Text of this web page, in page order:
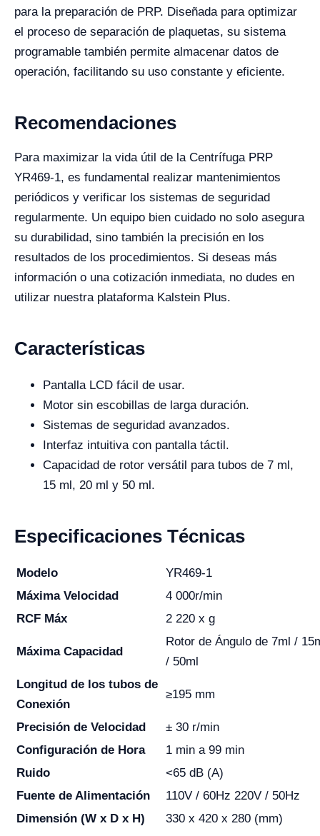
para la preparación de PRP. Diseñada para optimizar
el proceso de separación de plaquetas, su sistema
programable también permite almacenar datos de
operación, facilitando su uso constante y eficiente.
Recomendaciones
Para maximizar la vida útil de la Centrífuga PRP
YR469-1, es fundamental realizar mantenimientos
periódicos y verificar los sistemas de seguridad
regularmente. Un equipo bien cuidado no solo asegura
su durabilidad, sino también la precisión en los
resultados de los procedimientos. Si deseas más
información o una cotización inmediata, no dudes en
utilizar nuestra plataforma Kalstein Plus.
Características
Pantalla LCD fácil de usar.
Motor sin escobillas de larga duración.
Sistemas de seguridad avanzados.
Interfaz intuitiva con pantalla táctil.
Capacidad de rotor versátil para tubos de 7 ml,
15 ml, 20 ml y 50 ml.
Especificaciones Técnicas
Modelo
YR469-1
Máxima Velocidad
4 000r/min
RCF Máx
2 220 x g
Máxima Capacidad
Rotor de Ángulo de 7ml /
/ 50ml
Longitud de los tubos de
Conexión
≥195 mm
Precisión de Velocidad
± 30 r/min
Configuración de Hora
1 min a 99 min
Ruido
<65 dB (A)
Fuente de Alimentación
110V / 60Hz 220V / 50Hz
Dimensión (W x D x H)
330 x 420 x 280 (mm)